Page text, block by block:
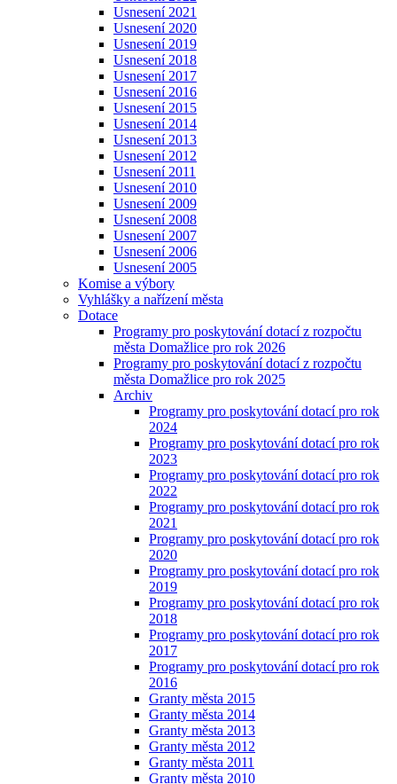
Usnesení 2021
Usnesení 2020
Usnesení 2019
Usnesení 2018
Usnesení 2017
Usnesení 2016
Usnesení 2015
Usnesení 2014
Usnesení 2013
Usnesení 2012
Usnesení 2011
Usnesení 2010
Usnesení 2009
Usnesení 2008
Usnesení 2007
Usnesení 2006
Usnesení 2005
Komise a výbory
Vyhlášky a nařízení města
Dotace
Programy pro poskytování dotací z rozpočtu
města Domažlice pro rok 2026
Programy pro poskytování dotací z rozpočtu
města Domažlice pro rok 2025
Archiv
Programy pro poskytování dotací pro rok
2024
Programy pro poskytování dotací pro rok
2023
Programy pro poskytování dotací pro rok
2022
Programy pro poskytování dotací pro rok
2021
Programy pro poskytování dotací pro rok
2020
Programy pro poskytování dotací pro rok
2019
Programy pro poskytování dotací pro rok
2018
Programy pro poskytování dotací pro rok
2017
Programy pro poskytování dotací pro rok
2016
Granty města 2015
Granty města 2014
Granty města 2013
Granty města 2012
Granty města 2011
Granty města 2010